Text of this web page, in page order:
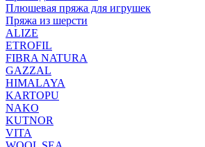
Плюшевая пряжа для игрушек
Пряжа из шерсти
ALIZE
ETROFIL
FIBRA NATURA
GAZZAL
HIMALAYA
KARTOPU
NAKO
KUTNOR
VITA